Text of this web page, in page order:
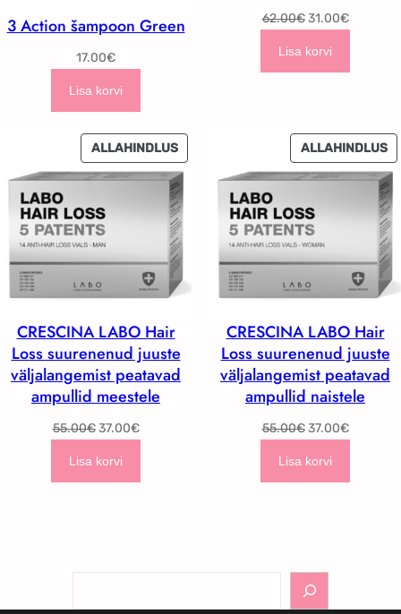
3 Action šampoon Green
17.00€
Lisa korvi
62.00€ Algne
oli:
31.00€Current
Lisa korvi
ALLAHINDLUSSOODUSMÜÜGIS
TOODE
CRESCINA LABO Hair
Loss suurenenud juuste
väljalangemist peatavad
ampullid meestele
55.00€ Algne
37.00€Current
Lisa korvi
ALLAHINDLUS
CRESCINA LABO Hair
Loss suurenenud juuste
väljalangemist peatavad
ampullid naistele
55.00€ Algne
37.00€Current
Lisa korvi